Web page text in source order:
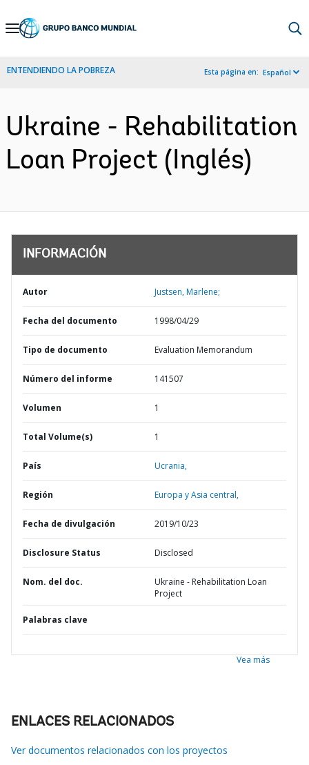
Skip
Navigation
ENTENDIENDO LA POBREZA Esta página en: Español
Ukraine - Rehabilitation
Loan Project (Inglés)
INFORMACIÓN
Autor Justsen, Marlene;
Fecha del documento 1998/04/29
Tipo de documento Evaluation Memorandum
Número del informe 141507
Volumen 1
Total Volume(s) 1
País Ucrania,
Región Europa y Asia central,
Fecha de divulgación 2019/10/23
Disclosure Status Disclosed
Nom. del doc.
Ukraine - Rehabilitation Loan
Project
Palabras clave
Vea más
ENLACES RELACIONADOS
Ver documentos relacionados con los proyectos